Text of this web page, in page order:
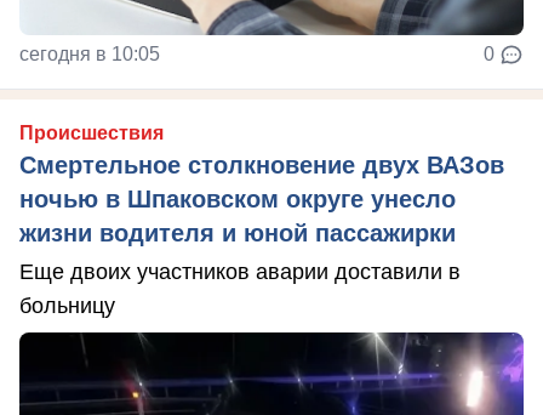
сегодня в 10:05 0
Происшествия
Смертельное столкновение двух ВАЗов
ночью в Шпаковском округе унесло
жизни водителя и юной пассажирки
Еще двоих участников аварии доставили в
больницу